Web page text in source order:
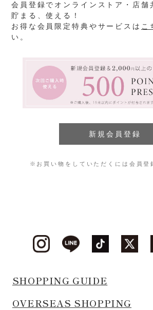
会員登録でオンラインストア・店舗
貯まる、使える！
お得な会員限定特典やサービスは こ
い。
※お買い物をしていただくには会員登
SHOPPING GUIDE
OVERSEAS SHOPPING